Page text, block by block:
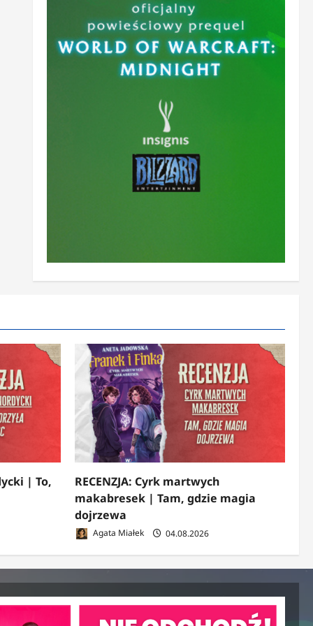
| To,
RECENZJA: Cyrk martwych
makabresek | Tam, gdzie magia
dojrzewa
Agata Miałek 04.08.2026